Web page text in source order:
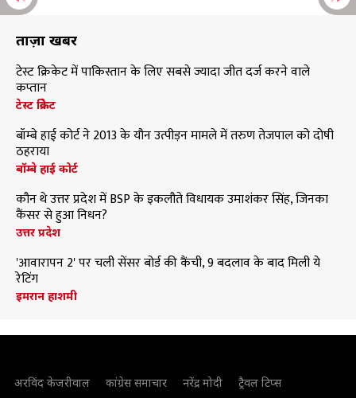
ताज़ा खबरें
टेस्ट क्रिकेट में पाकिस्तान के लिए सबसे ज्यादा जीत दर्ज करने वाले
कप्तान
टेस्ट क्रिकेट
बॉम्बे हाई कोर्ट ने 2013 के यौन उत्पीड़न मामले में तरुण तेजपाल को दोषी
ठहराया
बॉम्बे हाई कोर्ट
कौन थे उत्तर प्रदेश में BSP के इकलौते विधायक उमाशंकर सिंह, जिनका
कैंसर से हुआ निधन?
उत्तर प्रदेश
'आवारापन 2' पर चली सेंसर बोर्ड की कैंची, 9 बदलाव के बाद मिली ये
रेटिंग
इमरान हाशमी
अरविंद केजरीवाल कांग्रेस समाचार नरेंद्र मोदी ट्रैवल टिप्स